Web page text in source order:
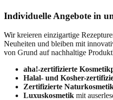
Individuelle Angebote in
Wir kreieren einzigartige
Neuheiten und bleiben mit
von Grund auf nachhaltige
aha!-zertifizierte
Halal- und Kosher-
Zertifizierte
Luxuskosmetik mit